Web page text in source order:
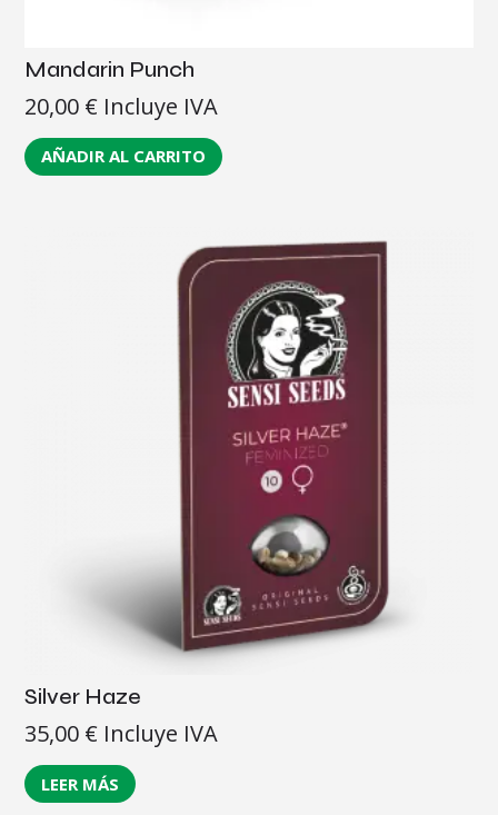
Mandarin Punch
20,00 € Incluye IVA
AÑADIR AL CARRITO
Silver Haze
35,00 € Incluye IVA
LEER MÁS